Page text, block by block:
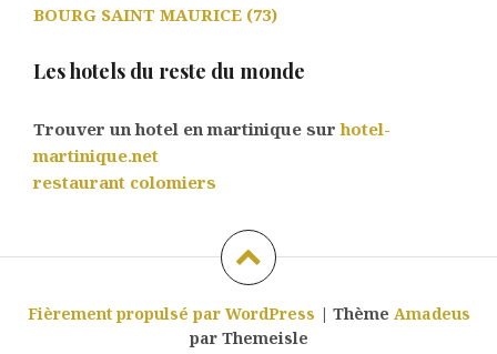
BOURG SAINT MAURICE (73)
Les hotels du reste du monde
Trouver un hotel en martinique surhotel-
martinique.net
restaurant colomiers
Fièrement propulsé par WordPress | Thème Amadeus
par Themeisle